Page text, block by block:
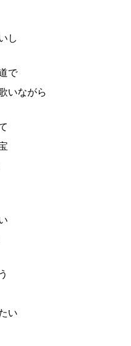
し
で
いながら
い